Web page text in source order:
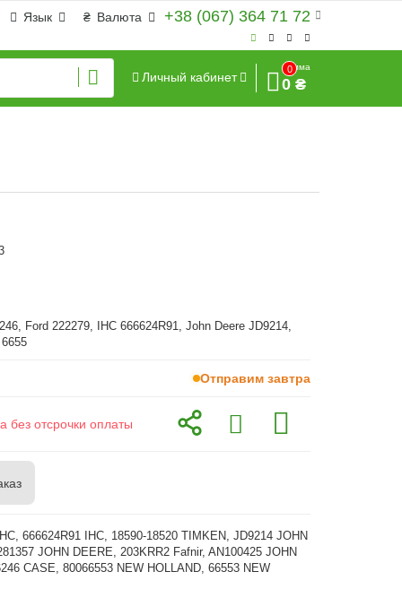
+38 (067) 364 71 72
₴ Валюта
Язык
Личный кабинет
0
Сумма
0 ₴
Ford 222279, IHC 666624R91, John Deere JD9214,
Отправим завтра
без отсрочки оплаты
666624R91 IHC, 18590-18520 TIMKEN, JD9214 JOHN
JOHN DEERE, 203KRR2 Fafnir, AN100425 JOHN
CASE, 80066553 NEW HOLLAND, 66553 NEW